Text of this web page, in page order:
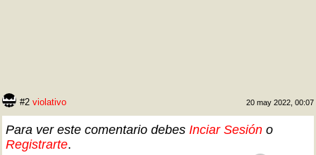
#2 violativo 20 may 2022, 00:07
Para ver este comentario debes Inciar Sesión o
Registrarte.